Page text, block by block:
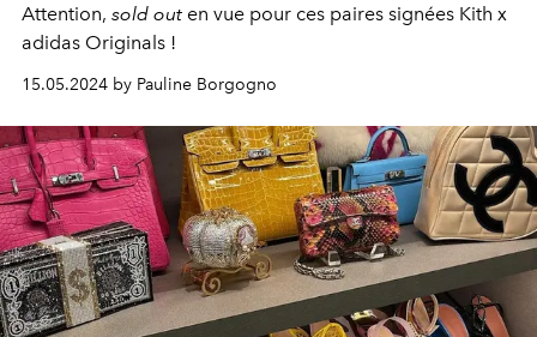
Attention, sold out en vue pour ces paires signées Kith x
adidas Originals !
15.05.2024 by Pauline Borgogno